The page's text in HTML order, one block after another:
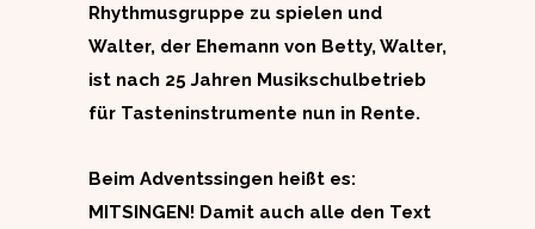
Rhythmusgruppe zu spielen und
Walter, der Ehemann von Betty, Walter,
ist nach 25 Jahren Musikschulbetrieb
für Tasteninstrumente nun in Rente.
Beim Adventssingen heißt es:
MITSINGEN! Damit auch alle den Text